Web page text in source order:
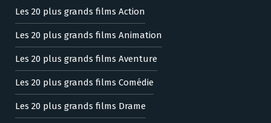
Les 20 plus grands films Action
Les 20 plus grands films Animation
Les 20 plus grands films Aventure
Les 20 plus grands films Comédie
Les 20 plus grands films Drame